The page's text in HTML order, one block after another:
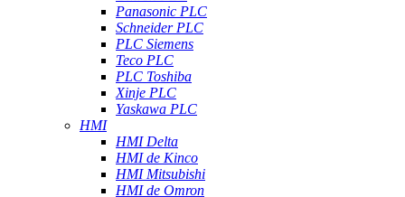
Panasonic PLC
Schneider PLC
PLC Siemens
Teco PLC
PLC Toshiba
Xinje PLC
Yaskawa PLC
HMI
HMI Delta
HMI de Kinco
HMI Mitsubishi
HMI de Omron